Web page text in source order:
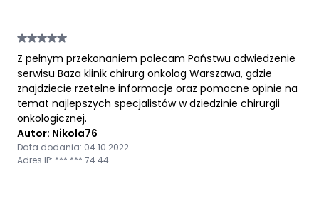
Z pełnym przekonaniem polecam Państwu odwiedzenie
serwisu Baza klinik chirurg onkolog Warszawa, gdzie
znajdziecie rzetelne informacje oraz pomocne opinie na
temat najlepszych specjalistów w dziedzinie chirurgii
onkologicznej.
Autor: Nikola76
Data dodania: 04.10.2022
Adres IP: ***.***.74.44